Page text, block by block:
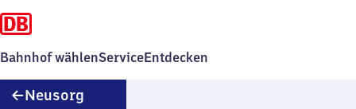
Bahnhof wählenServiceEntdecken
Neusorg